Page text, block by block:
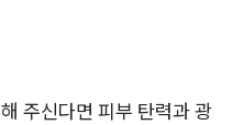
주신다면 피부 탄력과 광